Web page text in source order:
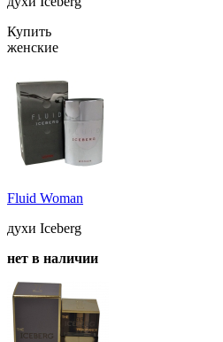
Купить
женские
Fluid Woman
духи Iceberg
нет в наличии